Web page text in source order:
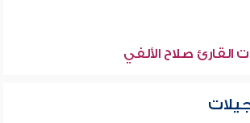
القارئ صلاح الألفي